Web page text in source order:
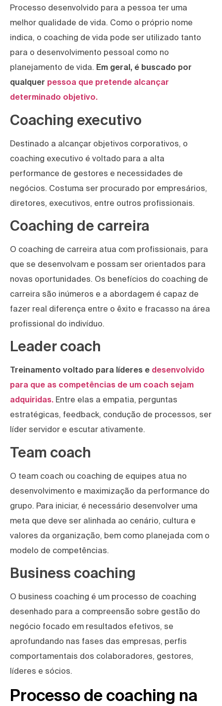
Processo desenvolvido para a pessoa ter uma
melhor qualidade de vida. Como o próprio nome
indica, o coaching de vida pode ser utilizado tanto
para o desenvolvimento pessoal como no
planejamento de vida. Em geral, é buscado por
qualquer pessoa que pretende alcançar
determinado objetivo.
Coaching executivo
Destinado a alcançar objetivos corporativos, o
coaching executivo é voltado para a alta
performance de gestores e necessidades de
negócios. Costuma ser procurado por empresários,
diretores, executivos, entre outros profissionais.
Coaching de carreira
O coaching de carreira atua com profissionais, para
que se desenvolvam e possam ser orientados para
novas oportunidades. Os benefícios do coaching de
carreira são inúmeros e a abordagem é capaz de
fazer real diferença entre o êxito e fracasso na área
profissional do indivíduo.
Leader coach
Treinamento voltado para líderes e desenvolvido
para que as competências de um coach sejam
adquiridas. Entre elas a empatia, perguntas
estratégicas, feedback, condução de processos, ser
líder servidor e escutar ativamente.
Team coach
O team coach ou coaching de equipes atua no
desenvolvimento e maximização da performance do
grupo. Para iniciar, é necessário desenvolver uma
meta que deve ser alinhada ao cenário, cultura e
valores da organização, bem como planejada com o
modelo de competências.
Business coaching
O business coaching é um processo de coaching
desenhado para a compreensão sobre gestão do
negócio focado em resultados efetivos, se
aprofundando nas fases das empresas, perfis
comportamentais dos colaboradores, gestores,
líderes e sócios.
Processo de coaching na